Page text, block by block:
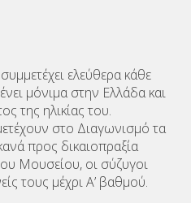
ελεύθερα κάθε
μόνιμα στην Ελλάδα και
της ηλικίας του.
στο Διαγωνισμό τα
προς δικαιοπραξία
Μουσείου, οι σύζυγοι
τους μέχρι Α’ βαθμού.